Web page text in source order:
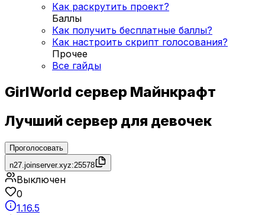
Как раскрутить проект?
Баллы
Как получить бесплатные баллы?
Как настроить скрипт голосования?
Прочее
Все гайды
GirlWorld сервер Майнкрафт
Лучший сервер для девочек
Проголосовать
n27.joinserver.xyz:25578
Выключен
0
1.16.5